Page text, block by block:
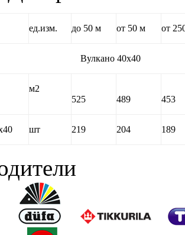
ед.изм. до 50 м от 50 м от
Вулкано 40х40
м2
525
489 453
шт 219 204 189